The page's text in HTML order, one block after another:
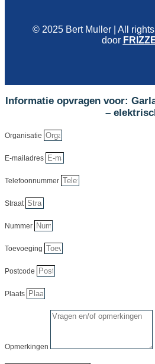
© 2025 Bert Muller | All
door
Informatie opvragen voor:
–
Organisatie
E-mailadres
Telefoonnummer
Straat
Nummer
Toevoeging
Postcode
Plaats
Opmerkingen